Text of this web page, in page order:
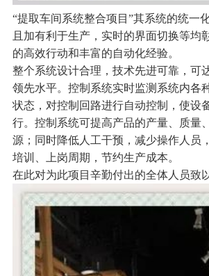
“提取车间系统整合项目”其系统的统一
且加有利于生产，实时的界面切换等均
的高效行动和丰富的自动化经验。
整个系统设计合理，技术先进可靠，可
领先水平。控制系统实时监测系统内各
状态，对控制回路进行自动控制，使设
行。控制系统可提高产品的产量、质量
源；同时降低人工干预，减少操作人员
培训、上岗周期，节约生产成本。
在此对为此项目辛勤付出的全体人员致